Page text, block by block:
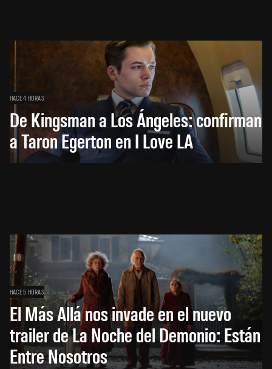
HACE 4 HORAS
De Kingsman a Los Ángeles: confirman
a Taron Egerton en I Love LA
HACE 5 HORAS
El Más Allá nos invade en el nuevo
trailer de La Noche del Demonio: Están
Entre Nosotros